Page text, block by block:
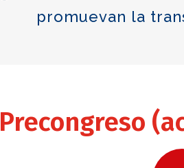
promuevan la
Precongreso